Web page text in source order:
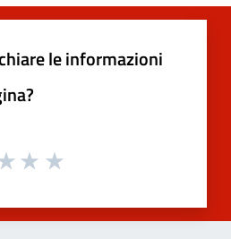
le informazioni